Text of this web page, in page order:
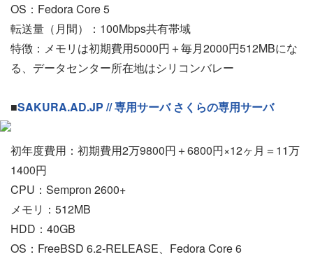
OS：Fedora Core 5
転送量（月間）：100Mbps共有帯域
特徴：メモリは初期費用5000円＋毎月2000円512MBにな
る、データセンター所在地はシリコンバレー
■SAKURA.AD.JP // 専用サーバ さくらの専用サーバ
初年度費用：初期費用2万9800円＋6800円×12ヶ月＝11万
1400円
CPU：Sempron 2600+
メモリ：512MB
HDD：40GB
OS：FreeBSD 6.2-RELEASE、Fedora Core 6